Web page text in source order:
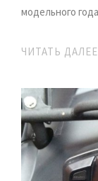
модельного
ЧИТАТЬ ДАЛЕЕ